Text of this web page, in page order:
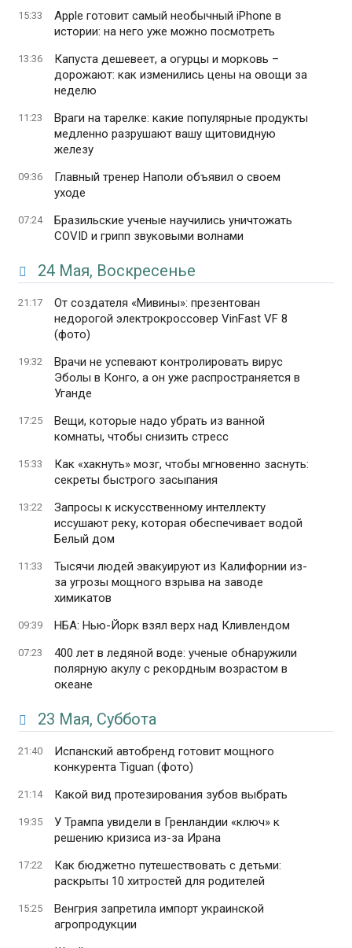
15:33
Apple готовит самый необычный iPhone в
истории: на него уже можно посмотреть
13:36
Капуста дешевеет, а огурцы и морковь –
дорожают: как изменились цены на овощи за
неделю
11:23
Враги на тарелке: какие популярные продукты
медленно разрушают вашу щитовидную
железу
09:36
Главный тренер Наполи объявил о своем
уходе
07:24
Бразильские ученые научились уничтожать
COVID и грипп звуковыми волнами
24 Мая, Воскресенье
21:17
От создателя «Мивины»: презентован
недорогой электрокроссовер VinFast VF 8
(фото)
19:32
Врачи не успевают контролировать вирус
Эболы в Конго, а он уже распространяется в
Уганде
17:25
Вещи, которые надо убрать из ванной
комнаты, чтобы снизить стресс
15:33
Как «хакнуть» мозг, чтобы мгновенно заснуть:
секреты быстрого засыпания
13:22
Запросы к искусственному интеллекту
иссушают реку, которая обеспечивает водой
Белый дом
11:33
Тысячи людей эвакуируют из Калифорнии из-
за угрозы мощного взрыва на заводе
химикатов
09:39 НБА: Нью-Йорк взял верх над Кливлендом
07:23
400 лет в ледяной воде: ученые обнаружили
полярную акулу с рекордным возрастом в
океане
23 Мая, Суббота
21:40
Испанский автобренд готовит мощного
конкурента Tiguan (фото)
21:14 Какой вид протезирования зубов выбрать
19:35
У Трампа увидели в Гренландии «ключ» к
решению кризиса из-за Ирана
17:22
Как бюджетно путешествовать с детьми:
раскрыты 10 хитростей для родителей
15:25
Венгрия запретила импорт украинской
агропродукции